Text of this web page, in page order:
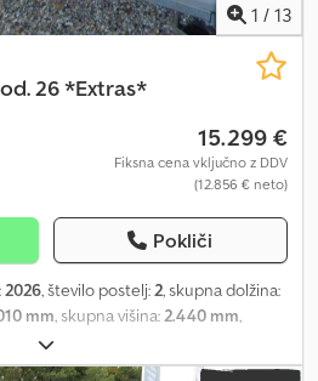
1 / 13
26 *Extras*
15.299 €
Fiksna cena vključno z DDV
(12.856 € neto)
Pokliči
2026, število postelj: 2, skupna dolžina:
mm , skupna višina: 2.440 mm
masa:
– List price: €17,497 incl. delivery